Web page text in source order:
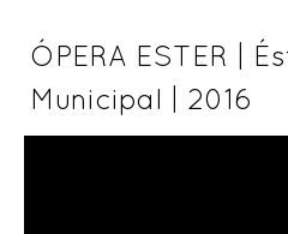
ÓPERA ESTER |
Municipal | 2016